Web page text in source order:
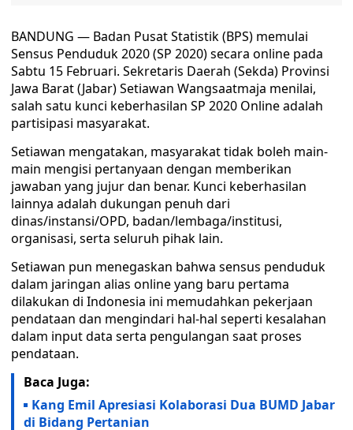
BANDUNG — Badan Pusat Statistik (BPS) memulai
Sensus Penduduk 2020 (SP 2020) secara online pada
Sabtu 15 Februari. Sekretaris Daerah (Sekda) Provinsi
Jawa Barat (Jabar) Setiawan Wangsaatmaja menilai,
salah satu kunci keberhasilan SP 2020 Online adalah
partisipasi masyarakat.
Setiawan mengatakan, masyarakat tidak boleh main-
main mengisi pertanyaan dengan memberikan
jawaban yang jujur dan benar. Kunci keberhasilan
lainnya adalah dukungan penuh dari
dinas/instansi/OPD, badan/lembaga/institusi,
organisasi, serta seluruh pihak lain.
Setiawan pun menegaskan bahwa sensus penduduk
dalam jaringan alias online yang baru pertama
dilakukan di Indonesia ini memudahkan pekerjaan
pendataan dan mengindari hal-hal seperti kesalahan
dalam input data serta pengulangan saat proses
pendataan.
Baca Juga:
Kang Emil Apresiasi Kolaborasi Dua BUMD Jabar
di Bidang Pertanian